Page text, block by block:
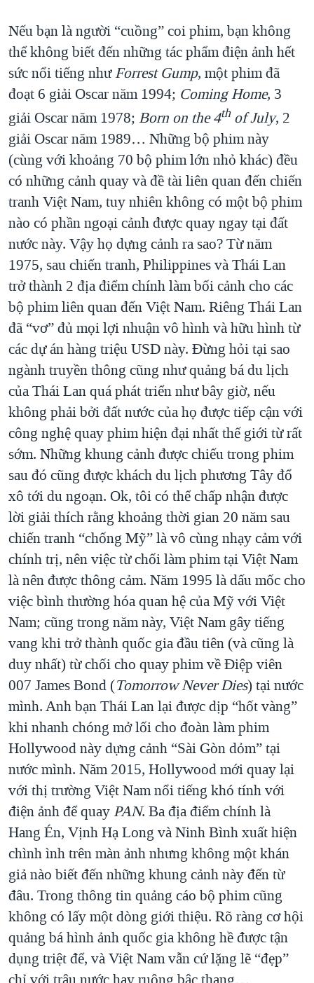
Nếu bạn là người “cuồng” coi phim, bạn không
thể không biết đến những tác phẩm điện ảnh hết
sức nổi tiếng nhưForrest Gump, một phim đã
đoạt 6 giải Oscar năm 1994; Coming Home, 3
giải Oscar năm 1978; Born on the 4thof July, 2
giải Oscar năm 1989… Những bộ phim này
(cùng với khoảng 70 bộ phim lớn nhỏ khác) đều
có những cảnh quay và đề tài liên quan đến chiến
tranh Việt Nam, tuy nhiên không có một bộ phim
nào có phần ngoại cảnh được quay ngay tại đất
nước này. Vậy họ dựng cảnh ra sao? Từ năm
1975, sau chiến tranh, Philippines và Thái Lan
trở thành 2 địa điểm chính làm bối cảnh cho các
bộ phim liên quan đến Việt Nam. Riêng Thái Lan
đã “vơ” đủ mọi lợi nhuận vô hình và hữu hình từ
các dự án hàng triệu USD này. Đừng hỏi tại sao
ngành truyền thông cũng như quảng bá du lịch
của Thái Lan quá phát triển như bây giờ, nếu
không phải bởi đất nước của họ được tiếp cận với
công nghệ quay phim hiện đại nhất thế giới từ rất
sớm. Những khung cảnh được chiếu trong phim
sau đó cũng được khách du lịch phương Tây đổ
xô tới du ngoạn. Ok, tôi có thể chấp nhận được
lời giải thích rằng khoảng thời gian 20 năm sau
chiến tranh “chống Mỹ” là vô cùng nhạy cảm với
chính trị, nên việc từ chối làm phim tại Việt Nam
là nên được thông cảm. Năm 1995 là dấu mốc cho
việc bình thường hóa quan hệ của Mỹ với Việt
Nam; cũng trong năm này, Việt Nam gây tiếng
vang khi trở thành quốc gia đầu tiên (và cũng là
duy nhất) từ chối cho quay phim về Điệp viên
007 James Bond (Tomorrow Never Dies) tại nước
mình. Anh bạn Thái Lan lại được dịp “hốt vàng”
khi nhanh chóng mở lối cho đoàn làm phim
Hollywood này dựng cảnh “Sài Gòn dỏm” tại
nước mình. Năm 2015, Hollywood mới quay lại
với thị trường Việt Nam nổi tiếng khó tính với
điện ảnh để quay PAN. Ba địa điểm chính là
Hang Én, Vịnh Hạ Long và Ninh Bình xuất hiện
chình ình trên màn ảnh nhưng không một khán
giả nào biết đến những khung cảnh này đến từ
đâu. Trong thông tin quảng cáo bộ phim cũng
không có lấy một dòng giới thiệu. Rõ ràng cơ hội
quảng bá hình ảnh quốc gia không hề được tận
dụng triệt để, và Việt Nam vẫn cứ lặng lẽ “đẹp”